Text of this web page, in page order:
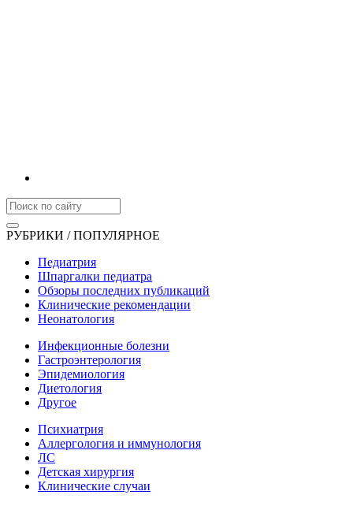
РУБРИКИ / ПОПУЛЯРНОЕ
Педиатрия
Шпаргалки педиатра
Обзоры последних публикаций
Клинические рекомендации
Неонатология
Инфекционные болезни
Гастроэнтерология
Эпидемиология
Диетология
Другое
Психиатрия
Аллергология и иммунология
ЛС
Детская хирургия
Клинические случаи